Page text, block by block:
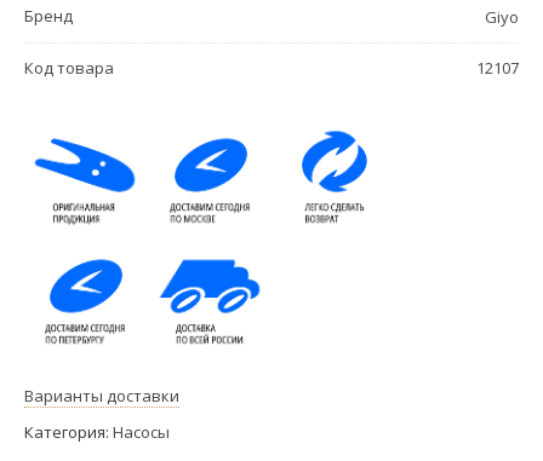
Бренд Giyo
Код товара 12107
Варианты доставки
Категория: Насосы